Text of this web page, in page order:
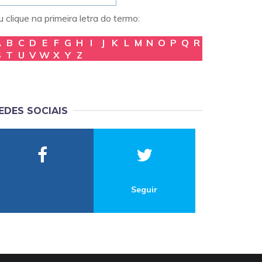
clique na primeira letra do termo:
B C D E F G H I J K L M N O P Q R
T U V W X Y Z
SOCIAIS
Seguir